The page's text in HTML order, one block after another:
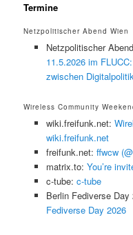
Termine
Netzpolitischer Abend Wien
Netzpolitischer
11.5.2026 im
zwischen
Wireless Community
wiki.freifunk.net:
wiki.freifunk.net
freifunk.net: ffwcw
matrix.to: You’re
c-tube: c-tube
Berlin Fediverse Day
Fediverse Day 2026